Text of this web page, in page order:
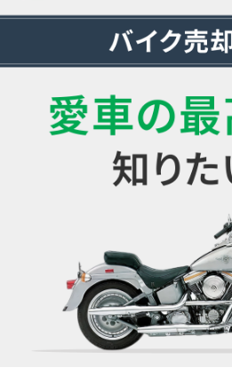
なぜなら“確実に”最大
を比較できるから
期間内で一発入札
見